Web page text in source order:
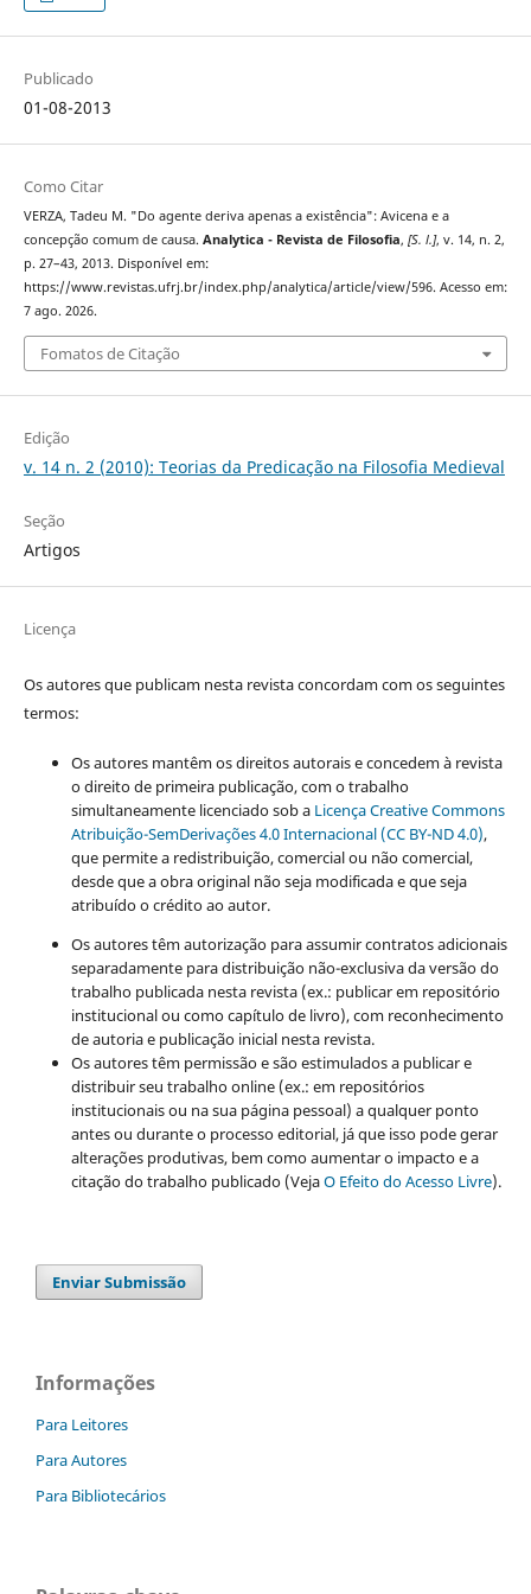
Publicado
01-08-2013
Como Citar
VERZA, Tadeu M. "Do agente deriva apenas a existência": Avicena e a
concepção comum de causa. Analytica - Revista de Filosofia, [S. l.], v. 14, n. 2,
p. 27–43, 2013. Disponível em:
https://www.revistas.ufrj.br/index.php/analytica/article/view/596. Acesso em:
7 ago. 2026.
Fomatos de Citação
Edição
v. 14 n. 2 (2010): Teorias da Predicação na Filosofia Medieval
Seção
Artigos
Licença
Os autores que publicam nesta revista concordam com os seguintes
termos:
Os autores mantêm os direitos autorais e concedem à revista
o direito de primeira publicação, com o trabalho
simultaneamente licenciado sob aLicença Creative Commons
Atribuição-SemDerivações 4.0 Internacional (CC BY-ND 4.0),
que permite a redistribuição, comercial ou não comercial,
desde que a obra original não seja modificada e que seja
atribuído o crédito ao autor.
Os autores têm autorização para assumir contratos adicionais
separadamente para distribuição não-exclusiva da versão do
trabalho publicada nesta revista (ex.: publicar em repositório
institucional ou como capítulo de livro), com reconhecimento
de autoria e publicação inicial nesta revista.
Os autores têm permissão e são estimulados a publicar e
distribuir seu trabalho online (ex.: em repositórios
institucionais ou na sua página pessoal) a qualquer ponto
antes ou durante o processo editorial, já que isso pode gerar
alterações produtivas, bem como aumentar o impacto e a
citação do trabalho publicado (VejaO Efeito do Acesso Livre).
Enviar Submissão
Informações
Para Leitores
Para Autores
Para Bibliotecários